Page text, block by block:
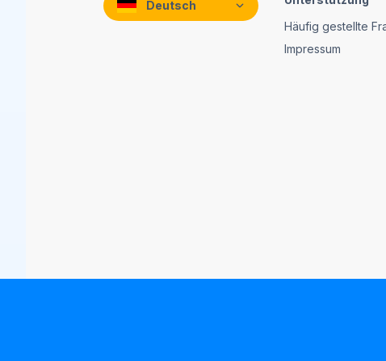
Deutsch
Häufig gestellte
Impressum
Copyright © 2026 Brain Academy. Die Nutzung